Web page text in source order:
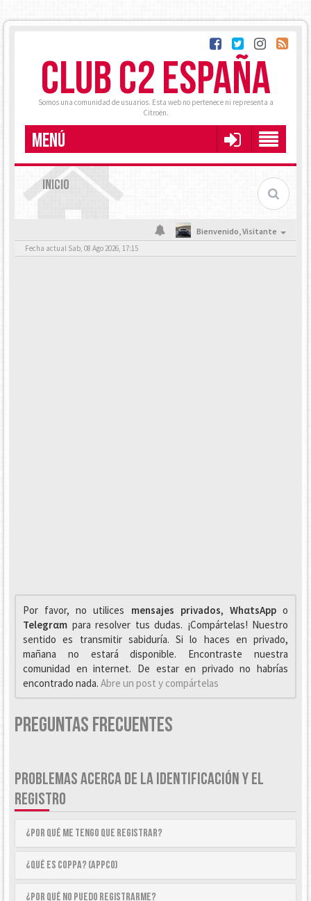
CLUB C2 ESPAÑA
Somos una comunidad de usuarios. Esta web no pertenece ni representa a
Citroën.
MENÚ
INICIO
Bienvenido,Visitante
Fecha actual Sab, 08 Ago 2026, 17:15
Por favor, no utilices mensajes privados, WhαtsAppo
Telegrαm para resolver tus dudas. ¡Compártelas! Nuestro
sentido es transmitir sabiduría. Si lo haces en privado,
mañana no estará disponible. Encontraste nuestra
comunidad en internet. De estar en privado no habrías
encontrado nada. Abre un post y compártelas
Preguntas Frecuentes
PROBLEMAS ACERCA DE LA IDENTIFICACIÓN Y EL
REGISTRO
¿Por qué me tengo que registrar?
¿Qué es COPPA? (APPCO)
¿Por qué no puedo registrarme?